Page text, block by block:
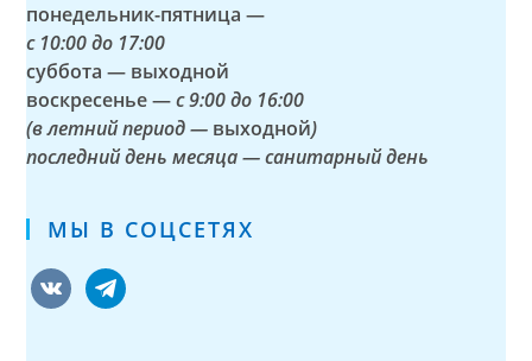
понедельник-пятница —
с 10:00 до 17:00
суббота — выходной
воскресенье —с 9:00 до 16:00
(в летний период — выходной)
последний день месяца — санитарный день
МЫ В СОЦСЕТЯХ
vkontaktetelegram